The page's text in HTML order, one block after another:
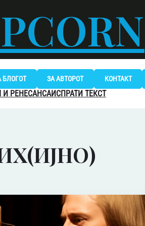
БЛОГОТ ЗА АВТОРОТ КОНТАКТ
РЕНЕСАНСАИСПРАТИ ТЕКСТ